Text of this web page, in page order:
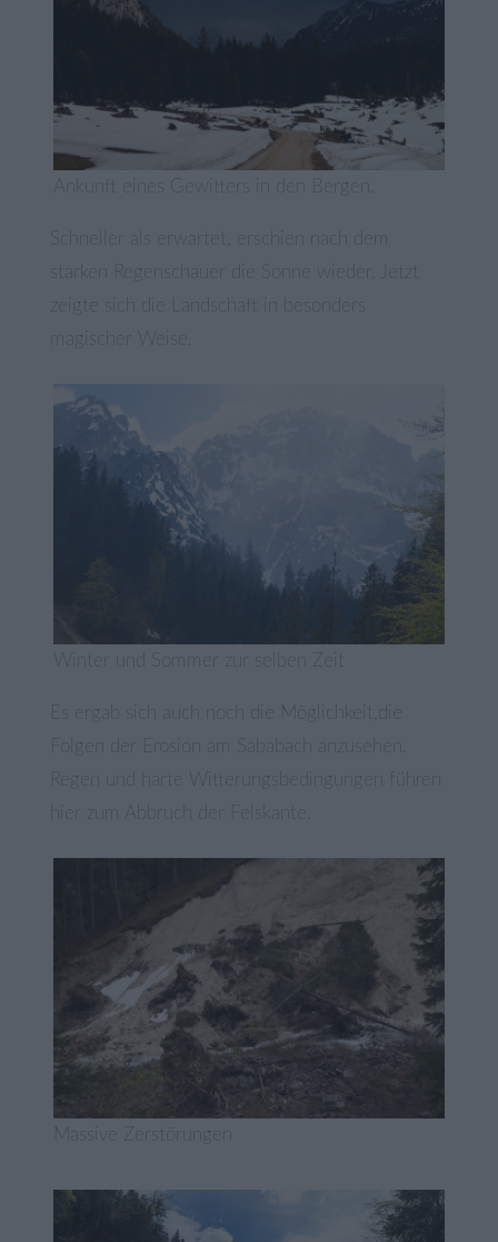
Ankunft eines Gewitters in den Bergen.
Schneller als erwartet, erschien nach dem
starken Regenschauer die Sonne wieder. Jetzt
zeigte sich die Landschaft in besonders
magischer Weise.
Es ergab sich auch noch die Möglichkeit,die
Folgen der Erosion am Sababach anzusehen.
Regen und harte Witterungsbedingungen führen
hier zum Abbruch der Felskante.
Massive Zerstörungen